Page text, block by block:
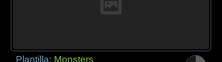
Plantilla: Monsters